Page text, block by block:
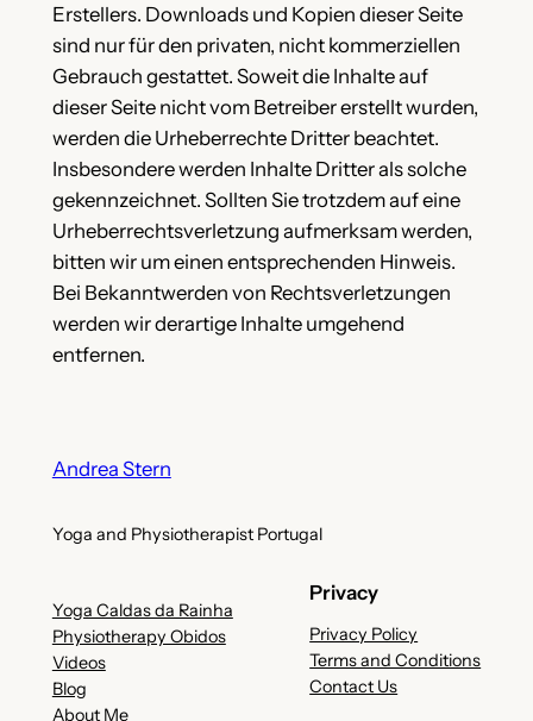
Erstellers. Downloads und Kopien dieser Seite
sind nur für den privaten, nicht kommerziellen
Gebrauch gestattet. Soweit die Inhalte auf
dieser Seite nicht vom Betreiber erstellt wurden,
werden die Urheberrechte Dritter beachtet.
Insbesondere werden Inhalte Dritter als solche
gekennzeichnet. Sollten Sie trotzdem auf eine
Urheberrechtsverletzung aufmerksam werden,
bitten wir um einen entsprechenden Hinweis.
Bei Bekanntwerden von Rechtsverletzungen
werden wir derartige Inhalte umgehend
entfernen.
Andrea Stern
Yoga and Physiotherapist Portugal
Yoga Caldas da Rainha
Physiotherapy Obidos
Videos
Blog
About Me
Privacy
Privacy Policy
Terms and Conditions
Contact Us